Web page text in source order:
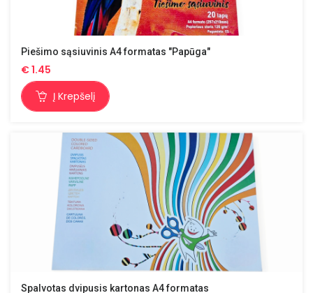
Piešimo sąsiuvinis A4 formatas "Papūga"
€1.45
Į Krepšelį
Spalvotas dvipusis kartonas A4 formatas